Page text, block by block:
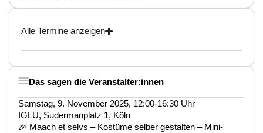
Alle Termine anzeigen
Das sagen die Veranstalter:innen
Samstag, 9. November 2025, 12:00-16:30 Uhr
IGLU, Sudermanplatz 1, Köln
🎉 Maach et selvs – Kostüme selber gestalten – Mini-